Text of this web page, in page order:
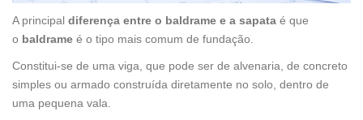
A principal diferença entre o baldrame e a sapata é que
o baldrame é o tipo mais comum de fundação.
Constitui-se de uma viga, que pode ser de alvenaria, de concreto
simples ou armado construída diretamente no solo, dentro de
uma pequena vala.